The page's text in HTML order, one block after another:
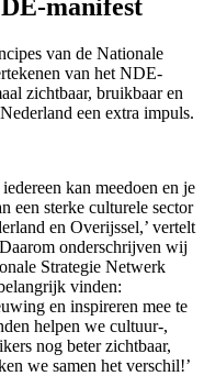
manifest
van de Nationale
van het NDE-
zichtbaar, bruikbaar en
een extra impuls.
kan meedoen en je
een sterke culturele sector
en Overijssel,’ vertelt
onderschrijven wij
Strategie Netwerk
vinden:
en inspireren mee te
helpen we cultuur-,
nog beter zichtbaar,
we samen het verschil!’